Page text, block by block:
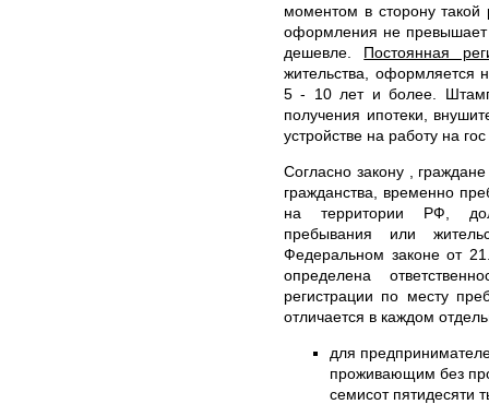
моментом в сторону такой
оформления не
дешевле. Постоянная
жительства, оформляется
5 - 10 лет и более.
получения ипотеки,
устройстве на работу на
Согласно закону ,
гражданства, временно
на территории РФ,
пребывания или
Федеральном законе от
определена
регистрации по месту
отличается в каждом
для
проживающим без
семисот пятидесяти